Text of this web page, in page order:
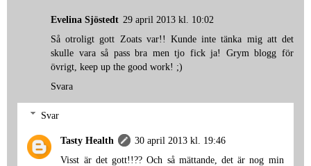
Evelina Sjöstedt 29 april 2013 kl. 10:02
Så otroligt gott Zoats var!! Kunde inte tänka mig att det
skulle vara så pass bra men tjo fick ja! Grym blogg för
övrigt, keep up the good work! ;)
Svara
Svar
Tasty Health
30 april 2013 kl. 19:46
Visst är det gott!!?? Och så mättande, det är nog min